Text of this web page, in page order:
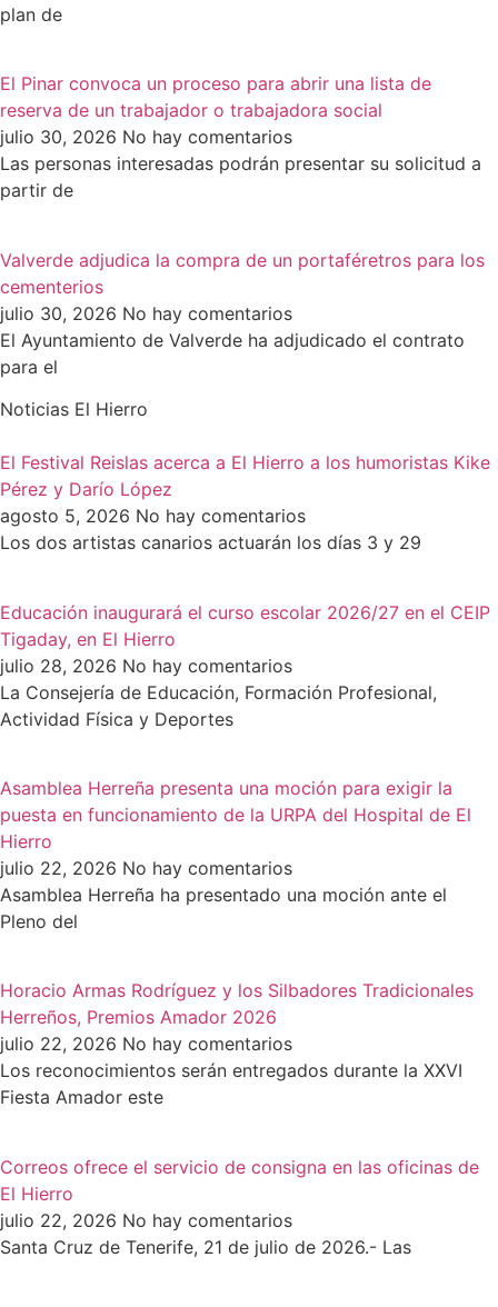
plan de
El Pinar convoca un proceso para abrir una lista de
reserva de un trabajador o trabajadora social
julio 30, 2026 No hay comentarios
Las personas interesadas podrán presentar su solicitud a
partir de
Valverde adjudica la compra de un portaféretros para los
cementerios
julio 30, 2026 No hay comentarios
El Ayuntamiento de Valverde ha adjudicado el contrato
para el
Noticias El Hierro
El Festival Reislas acerca a El Hierro a los humoristas Kike
Pérez y Darío López
agosto 5, 2026 No hay comentarios
Los dos artistas canarios actuarán los días 3 y 29
Educación inaugurará el curso escolar 2026/27 en el CEIP
Tigaday, en El Hierro
julio 28, 2026 No hay comentarios
La Consejería de Educación, Formación Profesional,
Actividad Física y Deportes
Asamblea Herreña presenta una moción para exigir la
puesta en funcionamiento de la URPA del Hospital de El
Hierro
julio 22, 2026 No hay comentarios
Asamblea Herreña ha presentado una moción ante el
Pleno del
Horacio Armas Rodríguez y los Silbadores Tradicionales
Herreños, Premios Amador 2026
julio 22, 2026 No hay comentarios
Los reconocimientos serán entregados durante la XXVI
Fiesta Amador este
Correos ofrece el servicio de consigna en las oficinas de
El Hierro
julio 22, 2026 No hay comentarios
Santa Cruz de Tenerife, 21 de julio de 2026.- Las